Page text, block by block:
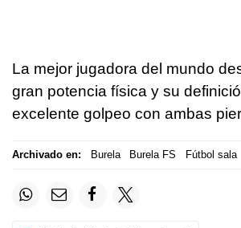
La mejor jugadora del mundo
gran potencia física y su
excelente golpeo con ambas
Archivado en: Burela Burela FS Fútbol sala